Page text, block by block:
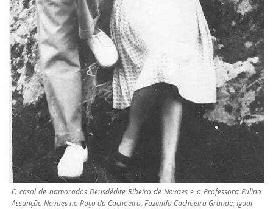
O casal de namorados Deusdédite Ribeiro de Novaes e a Professora Eulina
Assunção Novaes no Poço da Cachoeira, Fazenda Cachoeira Grande, Iguaí